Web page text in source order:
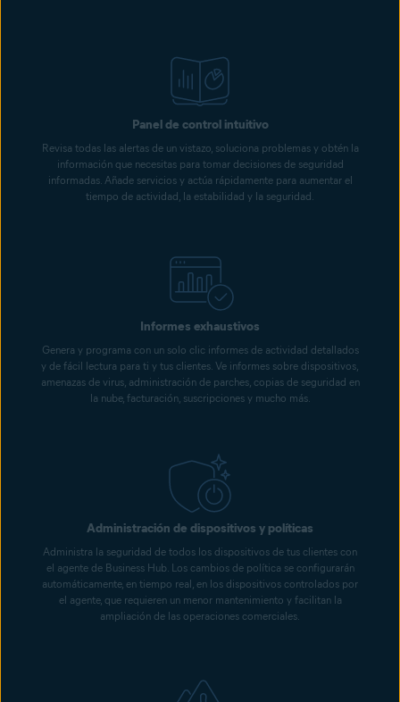
Panel de control intuitivo
Revisa todas las alertas de un vistazo, soluciona problemas y obtén la
información que necesitas para tomar decisiones de seguridad
informadas. Añade servicios y actúa rápidamente para aumentar el
tiempo de actividad, la estabilidad y la seguridad.
Informes exhaustivos
Genera y programa con un solo clic informes de actividad detallados
y de fácil lectura para ti y tus clientes. Ve informes sobre dispositivos,
amenazas de virus, administración de parches, copias de seguridad en
la nube, facturación, suscripciones y mucho más.
Administración de dispositivos y políticas
Administra la seguridad de todos los dispositivos de tus clientes con
el agente de Business Hub. Los cambios de política se configurarán
automáticamente, en tiempo real, en los dispositivos controlados por
el agente, que requieren un menor mantenimiento y facilitan la
ampliación de las operaciones comerciales.